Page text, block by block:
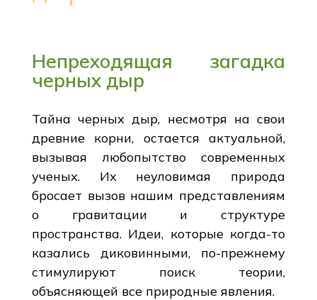
Непреходящая загадка
черных дыр
Тайна черных дыр, несмотря на свои
древние корни, остается актуальной,
вызывая любопытство современных
ученых. Их неуловимая природа
бросает вызов нашим представлениям
о гравитации и структуре
пространства. Идеи, которые когда-то
казались диковинными, по-прежнему
стимулируют поиск теории,
объясняющей все природные явления.